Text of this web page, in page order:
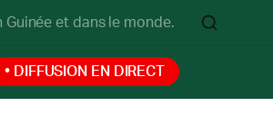
et dans le monde.
• DIFFUSION EN DIRECT